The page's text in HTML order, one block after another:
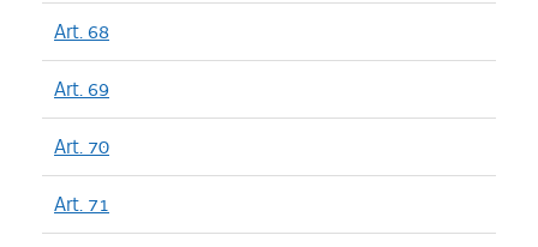
Art. 68
Art. 69
Art. 70
Art. 71